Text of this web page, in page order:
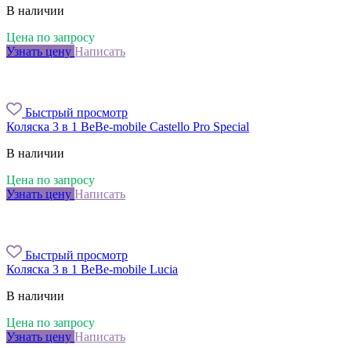
В наличии
Цена по запросу
Узнать цену Написать
Быстрый просмотр
Коляска 3 в 1 BeBe-mobile Castello Pro Special
В наличии
Цена по запросу
Узнать цену Написать
Быстрый просмотр
Коляска 3 в 1 BeBe-mobile Lucia
В наличии
Цена по запросу
Узнать цену Написать